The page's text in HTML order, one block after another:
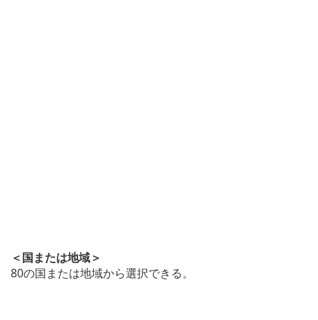
＜国または地域＞
80の国または地域から選択できる。